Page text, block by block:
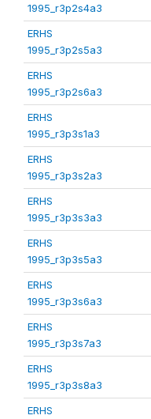
1995_r3p2s4a3
ERHS
1995_r3p2s5a3
ERHS
1995_r3p2s6a3
ERHS
1995_r3p3s1a3
ERHS
1995_r3p3s2a3
ERHS
1995_r3p3s3a3
ERHS
1995_r3p3s5a3
ERHS
1995_r3p3s6a3
ERHS
1995_r3p3s7a3
ERHS
1995_r3p3s8a3
ERHS